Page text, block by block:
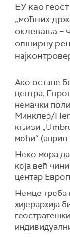
ЕУ као
„моћних
оклевања –
опширну
Ако остане
центра,
немачки
Минклер/
књизи
моћи“
Неко мора да
која већ
центар
Немце треба
хијерархија